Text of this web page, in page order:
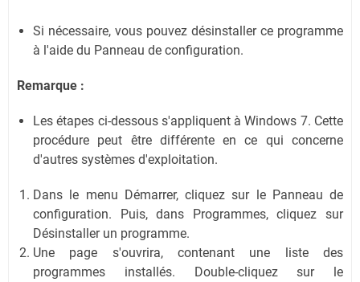
Si nécessaire, vous pouvez désinstaller ce programme
à l'aide du Panneau de configuration.
Remarque :
Les étapes ci-dessous s'appliquent à Windows 7. Cette
procédure peut être différente en ce qui concerne
d'autres systèmes d'exploitation.
Dans le menu Démarrer, cliquez sur le Panneau de
configuration. Puis, dans Programmes, cliquez sur
Désinstaller un programme.
Une page s'ouvrira, contenant une liste des
programmes installés. Double-cliquez sur le